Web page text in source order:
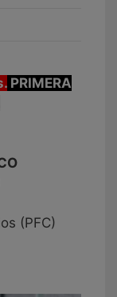
PRIMERA
(PFC)